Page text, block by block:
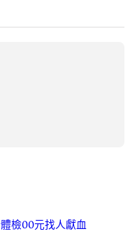
檢00元找人獻血